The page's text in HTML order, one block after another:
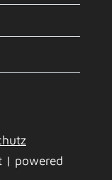
| powered